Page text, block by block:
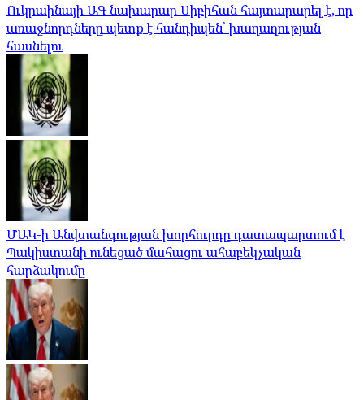
Ուկրաինայի ԱԳ նախարար Սիբիհան հայտարարել է, որ
առաջնորդները պետք է հանդիպեն՝ խաղաղության
հասնելու
ՄԱԿ-ի Անվտանգության խորհուրդը դատապարտում է
Պակիստանի ունեցած մահացու ահաբեկչական
հարձակումը